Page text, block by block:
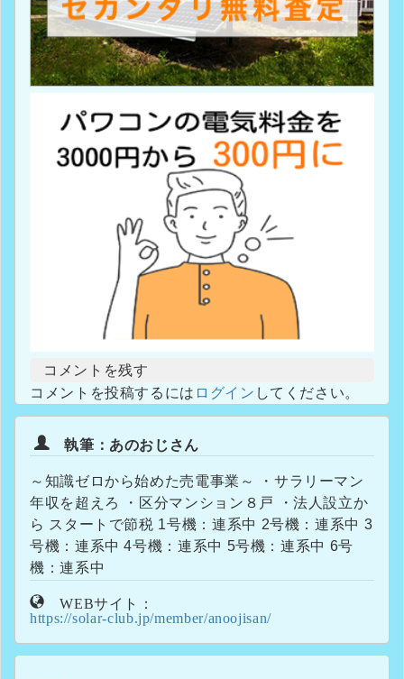
コメントを残す
コメントを投稿するには ログイン してください。
執筆：あのおじさん
～知識ゼロから始めた売電事業～ ・サラリーマン
年収を超えろ ・区分マンション８戸 ・法人設立か
ら スタートで節税 1号機：連系中 2号機：連系中 3
号機：連系中 4号機：連系中 5号機：連系中 6号
機：連系中
WEBサイト：
https://solar-club.jp/member/anoojisan/